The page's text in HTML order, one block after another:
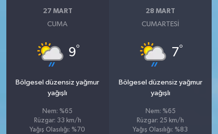
27 MART
CUMA
9°
Bölgesel düzensiz yağmur
yağışlı
Nem: %65
Rüzgar: 33 km/h
Yağış Olasılığı: %70
28 MART
CUMARTESI
7°
Bölgesel düzensiz yağmur
yağışlı
Nem: %65
Rüzgar: 25 km/h
Yağış Olasılığı: %83